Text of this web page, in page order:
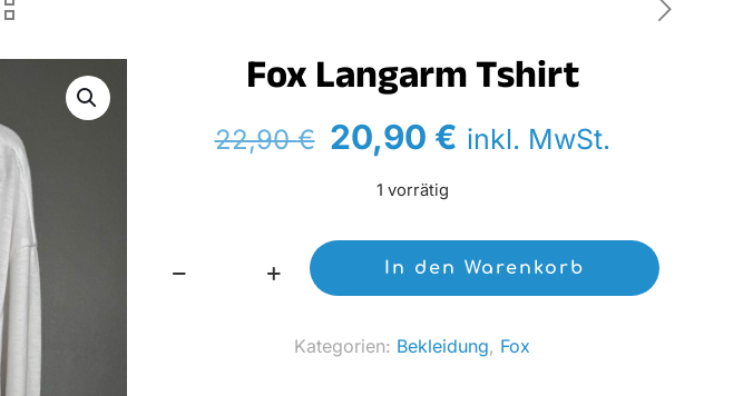
Fox Langarm Tshirt
22,90€ Ursprünglicher
Preis
war:
22,90 €
20,90 € Aktueller
20,90 €.
inkl. MwSt.
1 vorrätig
In den Warenkorb
Kategorien: Bekleidung, Fox